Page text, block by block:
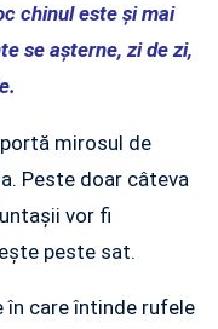
chinul este și mai
se așterne, zi de zi,
mirosul de
Peste doar câteva
vor fi
peste sat.
în care întinde rufele